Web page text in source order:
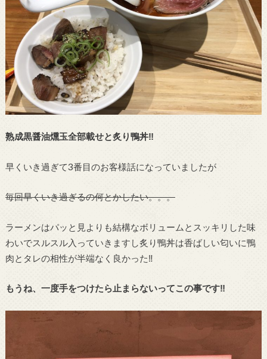
熟成黒醤油燻玉全部載せと炙り鴨丼‼︎
早くいき過ぎて3番目のお客様話になっていましたが
毎回早くいき過ぎるの何とかしたい。。。
ラーメンはパッと見よりも結構なボリュームとスッキリした味
わいでスルスル入っていきますし炙り鴨丼は香ばしい匂いに鴨
肉とタレの相性が半端なく良かった‼︎
もうね、一度手をつけたら止まらないってこの事です‼︎